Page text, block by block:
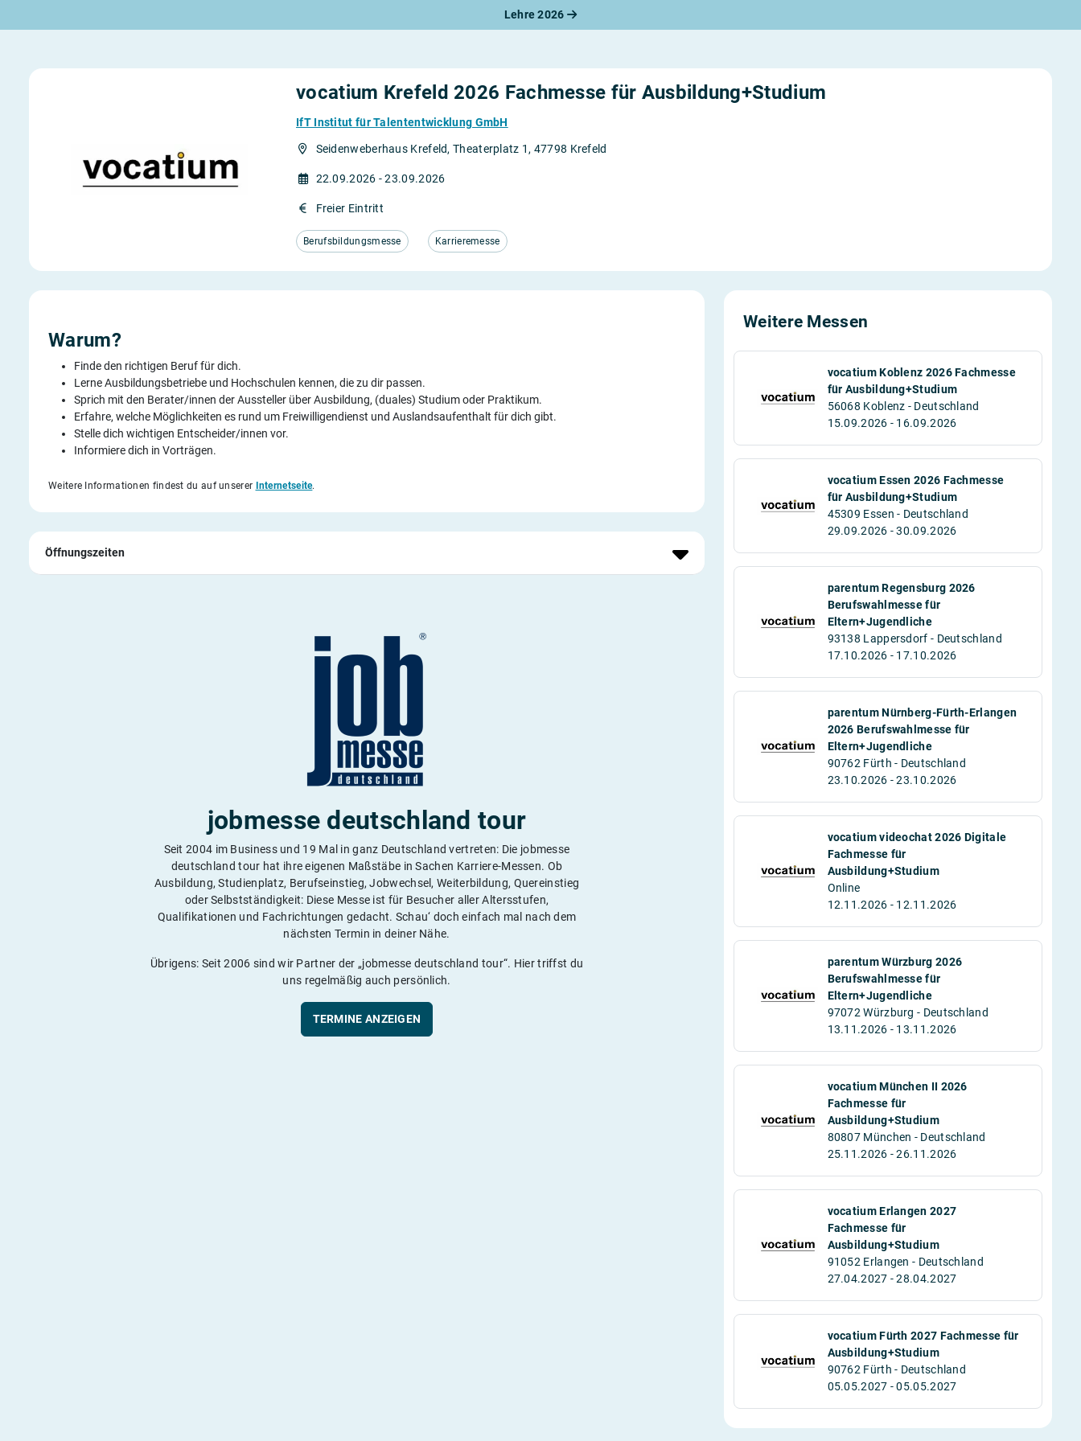
Lehre 2026
Rund um die Lehre
Lass dich finden
Rund um das duale StudiumRund um Berufe
Berufs-Check starten
vocatium Krefeld 2026 Fachmesse für Ausbildung+Studium
IfT Institut für Talententwicklung GmbH
Seidenweberhaus Krefeld, Theaterplatz 1, 47798 Krefeld
22.09.2026 - 23.09.2026
Freier Eintritt
Berufsbildungsmesse Karrieremesse
Warum?
Finde den richtigen Beruf für dich.
Lerne Ausbildungsbetriebe und Hochschulen kennen, die zu dir passen.
Sprich mit den Berater/innen der Aussteller über Ausbildung, (duales) Studium oder Praktikum.
Erfahre, welche Möglichkeiten es rund um Freiwilligendienst und Auslandsaufenthalt für dich gibt.
Stelle dich wichtigen Entscheider/innen vor.
Informiere dich in Vorträgen.
Weitere Informationen findest du auf unserer Internetseite.
Öffnungszeiten
Weitere Messen
vocatium Koblenz 2026 Fachmesse
für Ausbildung+Studium
56068 Koblenz - Deutschland
15.09.2026 - 16.09.2026
vocatium Essen 2026 Fachmesse
für Ausbildung+Studium
45309 Essen - Deutschland
29.09.2026 - 30.09.2026
parentum Regensburg 2026
Berufswahlmesse für
Eltern+Jugendliche
93138 Lappersdorf - Deutschland
17.10.2026 - 17.10.2026
parentum Nürnberg-Fürth-Erlangen
2026 Berufswahlmesse für
Eltern+Jugendliche
90762 Fürth - Deutschland
23.10.2026 - 23.10.2026
vocatium videochat 2026 Digitale
Fachmesse für
Ausbildung+Studium
Online
12.11.2026 - 12.11.2026
parentum Würzburg 2026
Berufswahlmesse für
Eltern+Jugendliche
97072 Würzburg - Deutschland
13.11.2026 - 13.11.2026
vocatium München II 2026
Fachmesse für
Ausbildung+Studium
80807 München - Deutschland
25.11.2026 - 26.11.2026
vocatium Erlangen 2027
Fachmesse für
Ausbildung+Studium
91052 Erlangen - Deutschland
27.04.2027 - 28.04.2027
vocatium Fürth 2027 Fachmesse für
Ausbildung+Studium
90762 Fürth - Deutschland
05.05.2027 - 05.05.2027
jobmesse deutschland tour
Seit 2004 im Business und 19 Mal in ganz Deutschland vertreten: Die jobmesse
deutschland tour hat ihre eigenen Maßstäbe in Sachen Karriere-Messen. Ob
Ausbildung, Studienplatz, Berufseinstieg, Jobwechsel, Weiterbildung, Quereinstieg
oder Selbstständigkeit: Diese Messe ist für Besucher aller Altersstufen,
Qualifikationen und Fachrichtungen gedacht. Schau‘ doch einfach mal nach dem
nächsten Termin in deiner Nähe.
Übrigens: Seit 2006 sind wir Partner der „jobmesse deutschland tour“. Hier triffst du
uns regelmäßig auch persönlich.
TERMINE ANZEIGEN